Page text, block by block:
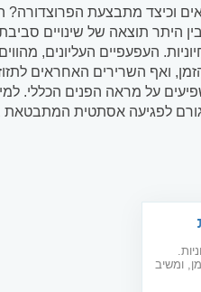
וכיצד מתבצעת
היתר תוצאה של שינויים
העפעפיים העליונים,
ואף השרירים האחראים
על מראה הפנים הכללי.
לפגיעה אסתטית
עדשות מגע, בעיה מבנית
ומשיב